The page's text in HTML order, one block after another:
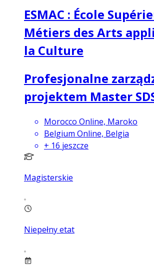
ESMAC : École
Métiers des Arts
la Culture
Profesjonalne
projektem Master
Morocco Online, Maroko
Belgium Online, Belgia
+ 16 jeszcze
Magisterskie
Niepełny etat